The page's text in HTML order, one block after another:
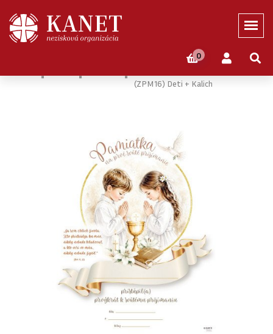
0
(ZPM16) Deti + Kalich